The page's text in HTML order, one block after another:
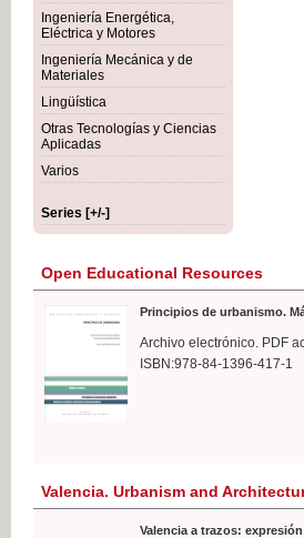
Ingeniería Energética,
Eléctrica y Motores
Ingeniería Mecánica y de
Materiales
Lingüística
Otras Tecnologías y Ciencias
Aplicadas
Varios
Series [+/-]
Open Educational Resources
Principios de urbanismo.
Archivo electrónico. PDF
ISBN:978-84-1396-417-1
Valencia. Urbanism and
Valencia a trazos: